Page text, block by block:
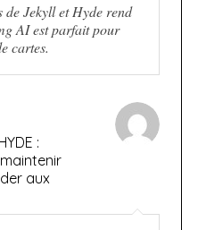
de Jekyll et Hyde rend
AI est parfait pour
cartes.
:
aux